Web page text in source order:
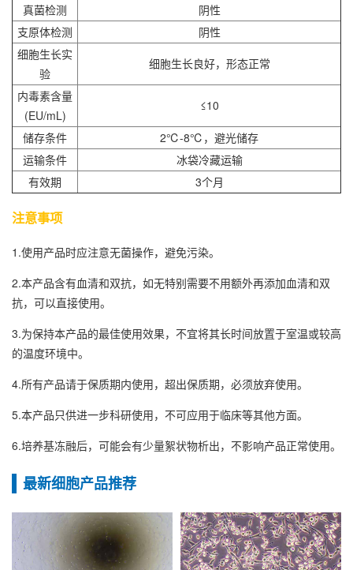
真菌检测
阴性
支原体检测
阴性
细胞生长实
验
细胞生长良好，形态正常
内毒素含量
(EU/mL)
≤10
储存条件
2℃-8℃，避光储存
运输条件
冰袋冷藏运输
有效期
3个月
注意事项
1.使用产品时应注意无菌操作，避免污染。
2.本产品含有血清和双抗，如无特别需要不用额外再添加血清和双
抗，可以直接使用。
3.为保持本产品的最佳使用效果，不宜将其长时间放置于室温或较高
的温度环境中。
4.所有产品请于保质期内使用，超出保质期，必须放弃使用。
5.本产品只供进一步科研使用，不可应用于临床等其他方面。
6.培养基冻融后，可能会有少量絮状物析出，不影响产品正常使用。
最新细胞产品推荐